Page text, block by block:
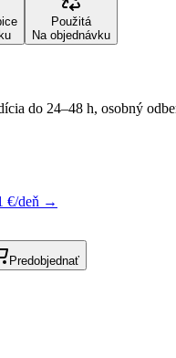
Použitá
Na objednávku
do 24–48 h, osobný
€/deň →
Predobjednať